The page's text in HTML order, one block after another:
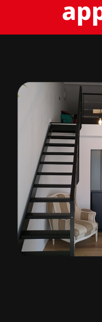
BACHES
METALLERIE
ÉQUIPEMENTS
CONTACT